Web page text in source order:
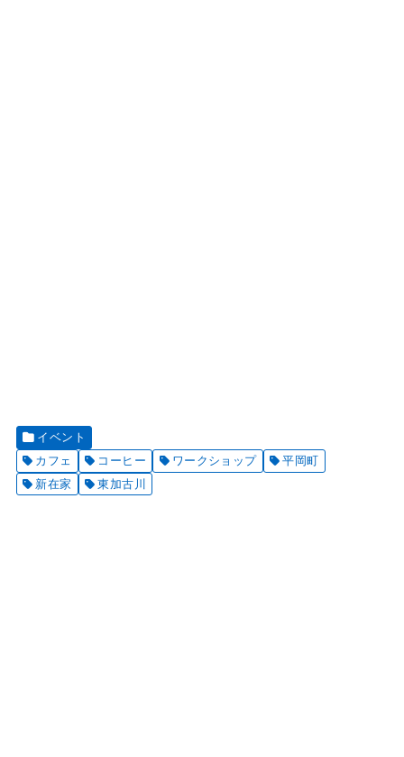
イベント
カフェ
コーヒー ワークショップ
平岡町
新在家
東加古川